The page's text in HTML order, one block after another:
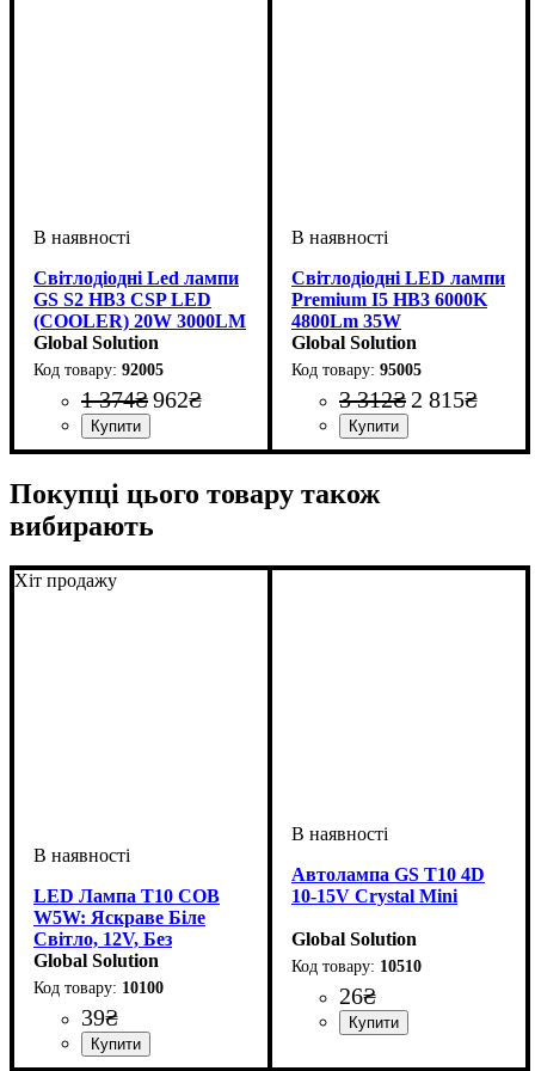
Світлодіодні Led лампи
GS S2 HB3 CSP LED
(COOLER) 20W 3000LM
6000k
Global Solution
92005
1 374₴962₴
Цоколь лампи: HB3 (9005)
Тип світлодіодного елементу:
Потужність, W: 36W
Світловий потік, LM:
Кольорова Температура:
Світлодіодні LED лампи
Premium I5 HB3 6000K
4800Lm 35W
Global Solution
95005
3 312₴ 2 815₴
Цоколь лампи: HB3 (9005)
Тип світлодіодного елементу
Напруга, V: 9-32V
Потужність, W: 35W
Світловий потік, LM:
Кольорова Температура:
Кількість в упаковці: 2 шт.
Покупці цього товару також
вибирають
Хіт продажу
LED Лампа T10 COB
W5W: Яскраве Біле
Світло, 12V, Без
Полярності
Global Solution
10100
39₴
Призначення лампи:
Колір:: Білий
Тип світлодіодного елементу:
Кількість світлодіодів: 1
Напруга, V: 12V
Кількість в упаковці: 1 шт.
Автолампа GS T10 4D
10-15V Crystal Mini
Global Solution
10510
26₴
Габаритні вогні